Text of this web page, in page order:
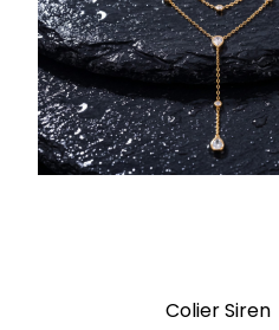
Colier Siren